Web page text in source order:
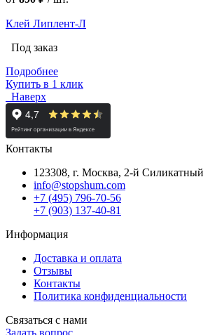
Клей Липлент-Л
Под заказ
Подробнее
Купить в 1 клик
Наверх
Контакты
123308, г. Москва, 2-й
info@stopshum.com
+7 (495) 796-70-56
+7 (903) 137-40-81
Информация
Доставка и оплата
Отзывы
Контакты
Политика конфиденциальности
Связаться с нами
Задать вопрос